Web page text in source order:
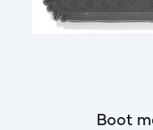
Boot